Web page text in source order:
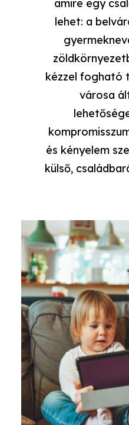
amire egy
lehet: a
kézzel fogható
városa
és kényelem
külső,